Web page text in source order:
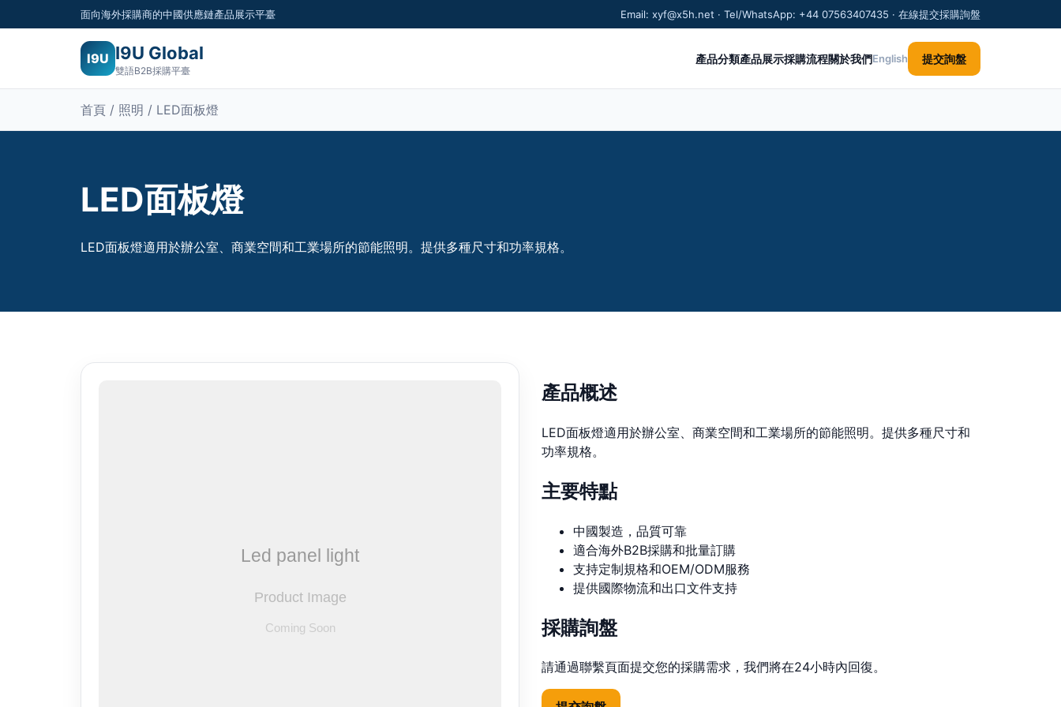
面向海外採購商的中國供應鏈產品展示平臺 Email: xyf@x5h.net · Tel/WhatsApp: +44 07563407435 · 在線提交採購詢盤
I9U I9U Global
雙語B2B採購平臺
產品分類產品展示採購流程關於我們English 提交詢盤
首頁 / 照明 / LED面板燈
LED面板燈
LED面板燈適用於辦公室、商業空間和工業場所的節能照明。提供多種尺寸和功率規格。
產品概述
LED面板燈適用於辦公室、商業空間和工業場所的節能照明。提供多種尺寸和
功率規格。
主要特點
中國製造，品質可靠
適合海外B2B採購和批量訂購
支持定制規格和OEM/ODM服務
提供國際物流和出口文件支持
採購詢盤
請通過聯繫頁面提交您的採購需求，我們將在24小時內回復。